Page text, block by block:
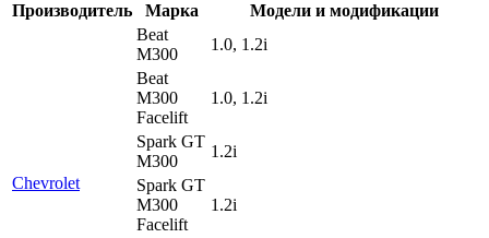
Производитель Марка Модели и модификации
Chevrolet
Beat
M300
1.0, 1.2i
Beat
M300
Facelift
1.0, 1.2i
Spark GT
M300
1.2i
Spark GT
M300
Facelift
1.2i